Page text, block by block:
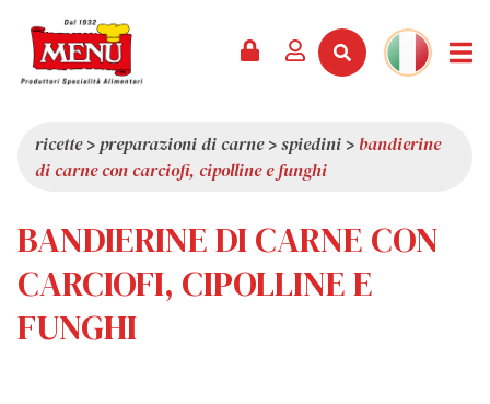
CATALOGO
SERVIZI
ULTIME NOVITÀ
PREMI
RASSEGNA STAMPA
CHI SIAMO
QUALITÀ
VALORI
CURIOSITÀ
SHOWROOM
LAVORA CON NOI
ricette>preparazioni di carne>spiedini > bandierine
di carne con carciofi, cipolline e funghi
BANDIERINE DI CARNE CON
CARCIOFI, CIPOLLINE E
FUNGHI